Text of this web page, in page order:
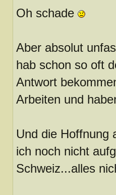
Oh schade
Aber absolut
hab schon so oft
Antwort
Arbeiten und
Und die Hoffnung
ich noch nicht
Schweiz...alles